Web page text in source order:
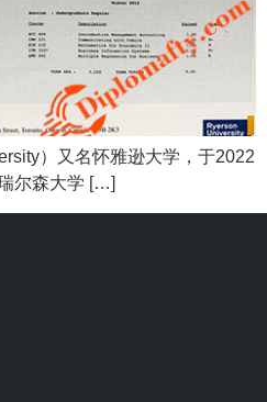
）又名怀雅逊大学，于2022
尔森大学 […]